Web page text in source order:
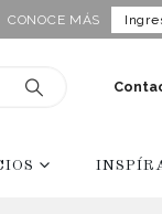
CONOCE MÁS